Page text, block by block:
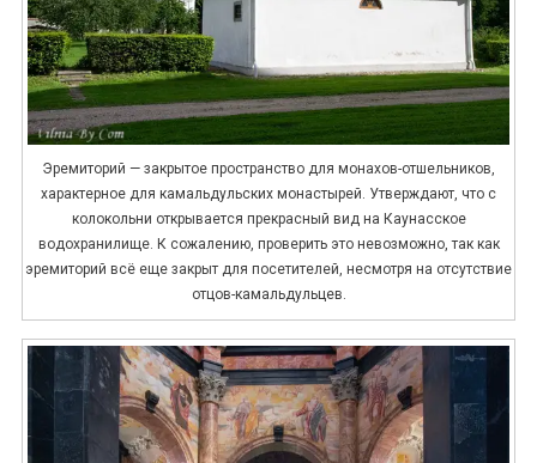
Эремиторий — закрытое пространство для монахов-отшельников,
характерное для камальдульских монастырей. Утверждают, что с
колокольни открывается прекрасный вид на Каунасское
водохранилище. К сожалению, проверить это невозможно, так как
эремиторий всё еще закрыт для посетителей, несмотря на отсутствие
отцов-камальдульцев.